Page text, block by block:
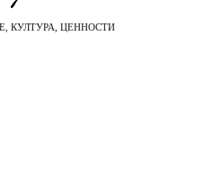
КУЛТУРА, ЦЕННОСТИ